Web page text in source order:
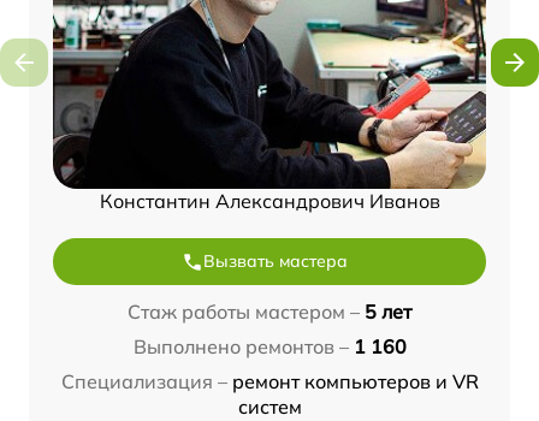
Константин Александрович Иванов
Вызвать мастера
Стаж работы мастером – 5 лет
Выполнено ремонтов – 1 160
Специализация – ремонт компьютеров и VR
систем